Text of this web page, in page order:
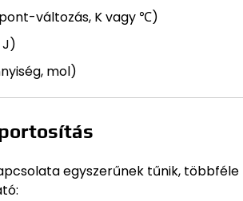
változás, K vagy ℃)
J)
mol)
egyszerűnek tűnik, többféle